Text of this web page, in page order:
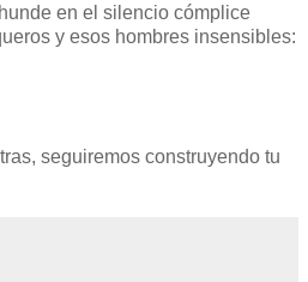
en el silencio cómplice
y esos hombres insensibles:
seguiremos construyendo tu